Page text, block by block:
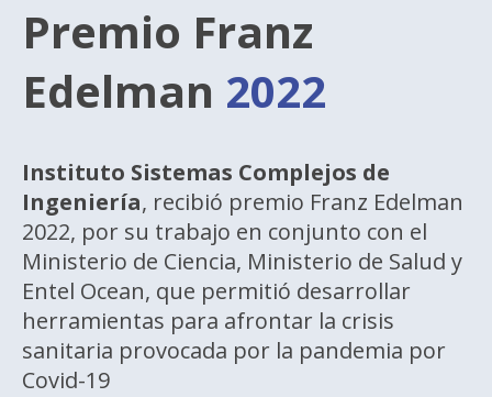
Premio Franz
Edelman 2022
Instituto Sistemas Complejos de
Ingeniería, recibió premio Franz Edelman
2022, por su trabajo en conjunto con el
Ministerio de Ciencia, Ministerio de Salud y
Entel Ocean, que permitió desarrollar
herramientas para afrontar la crisis
sanitaria provocada por la pandemia por
Covid-19